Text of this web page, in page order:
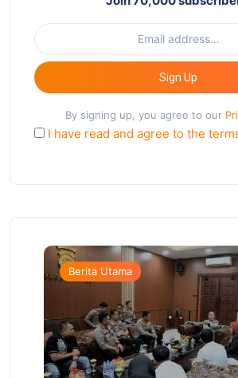
Sign Up
By signing up, you agree to our
I have read and agree to the
Berita Utama